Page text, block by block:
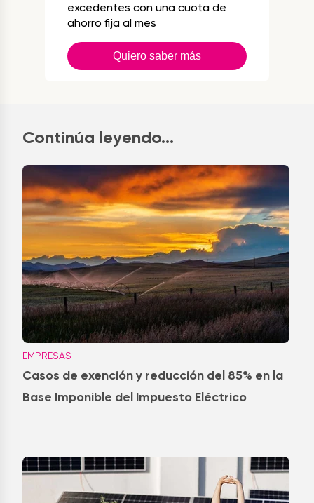
excedentes con una cuota de
ahorro fija al mes
Quiero saber más
Continúa leyendo...
EMPRESAS
Casos de exención y reducción del 85% en la
Base Imponible del Impuesto Eléctrico